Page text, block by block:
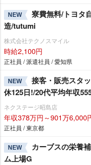
NEW
寮費無料/トヨタ
造/tutumi
株式会社テクノスマイル
時給2,100円
正社員 / 派遣社員 / 愛知県
NEW
接客・販売スタ
休125日!/20代平均年収
ネクステージ昭島店
年収378万円～901万6,000
正社員 / 東京都
NEW
カーブスの栄養
ム上場G